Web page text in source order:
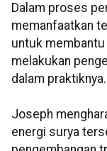
Dalam proses
memanfaatkan
untuk
melakukan
dalam praktiknya.
Joseph
energi surya